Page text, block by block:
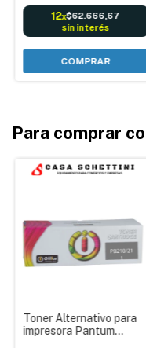
12x$62.666,67
sin interés
Para comprar
Toner Alternativo para
impresora Pantum